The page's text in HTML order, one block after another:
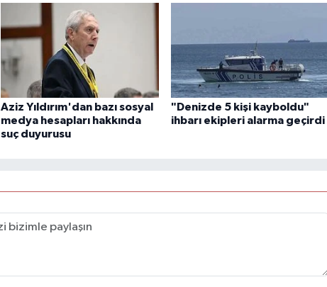
Aziz Yıldırım'dan bazı sosyal
medya hesapları hakkında
suç duyurusu
"Denizde 5 kişi kayboldu"
ihbarı ekipleri alarma geçirdi